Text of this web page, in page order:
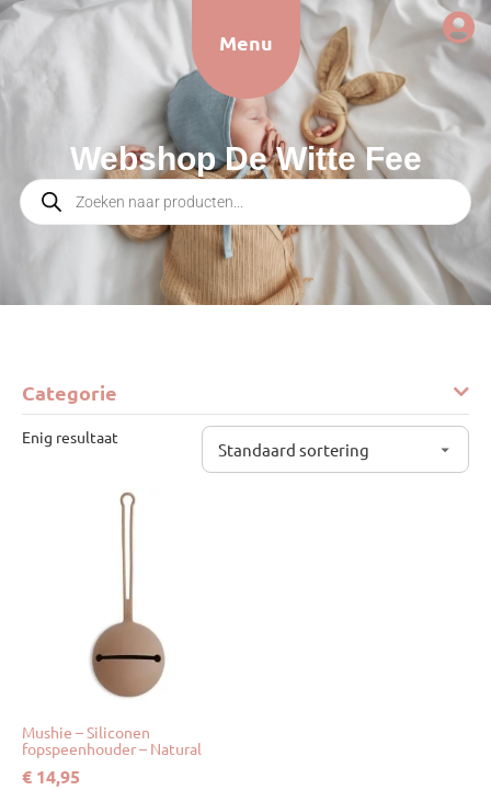
Menu
Webshop De Witte Fee
Categorie
Enig resultaat
Mushie – Siliconen
fopspeenhouder – Natural
€ 14,95